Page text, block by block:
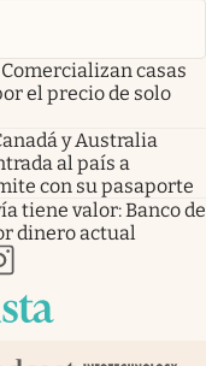
casas
el precio de solo
y Australia
al país a
con su pasaporte
tiene valor: Banco de
dinero actual
pestaña
nueva pestaña
en nueva pestaña
abre en nueva pestaña